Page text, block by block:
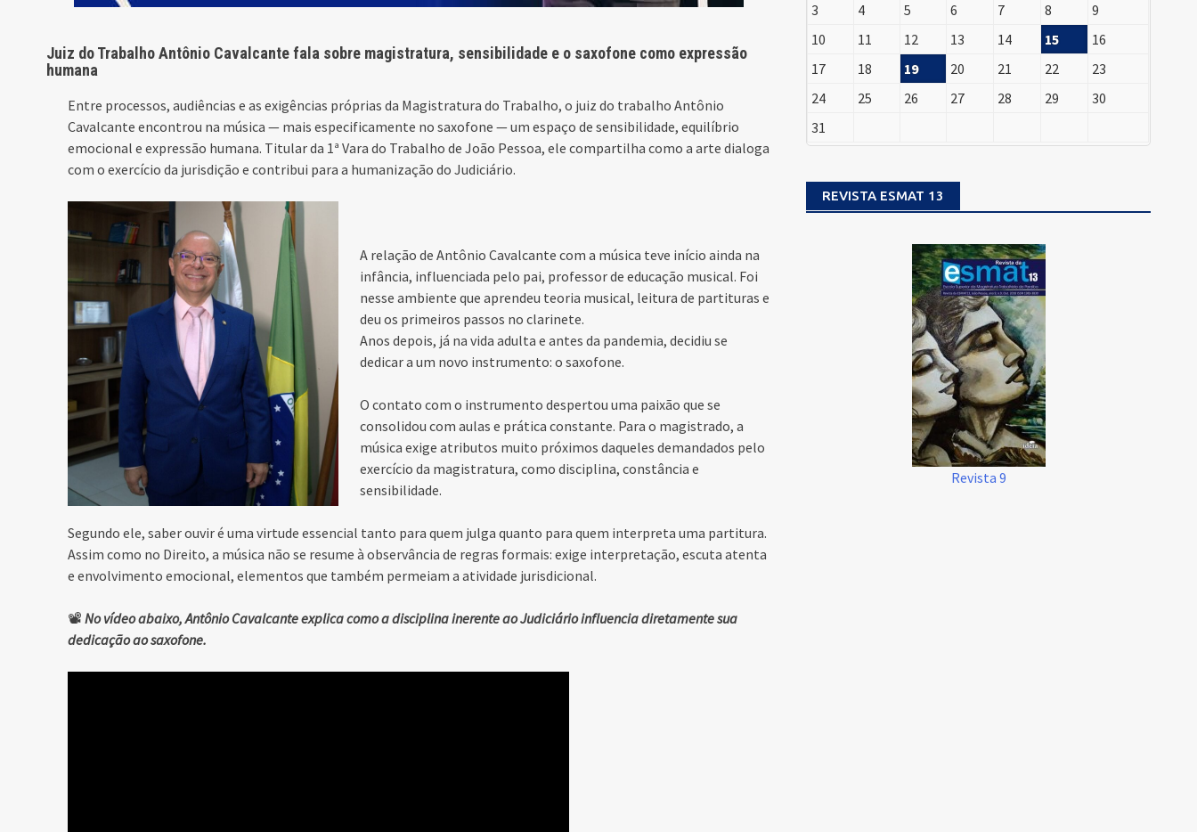
Juiz do Trabalho Antônio Cavalcante fala sobre magistratura, sensibilidade e o saxofone como expressão
humana
Entre processos, audiências e as exigências próprias da Magistratura do Trabalho, o juiz do trabalho Antônio
Cavalcante encontrou na música — mais especificamente no saxofone — um espaço de sensibilidade, equilíbrio
emocional e expressão humana. Titular da 1ª Vara do Trabalho de João Pessoa, ele compartilha como a arte dialoga
com o exercício da jurisdição e contribui para a humanização do Judiciário.
A relação de Antônio Cavalcante com a música teve início ainda na
infância, influenciada pelo pai, professor de educação musical. Foi
nesse ambiente que aprendeu teoria musical, leitura de partituras e
deu os primeiros passos no clarinete.
Anos depois, já na vida adulta e antes da pandemia, decidiu se
dedicar a um novo instrumento: o saxofone.
O contato com o instrumento despertou uma paixão que se
consolidou com aulas e prática constante. Para o magistrado, a
música exige atributos muito próximos daqueles demandados pelo
exercício da magistratura, como disciplina, constância e
sensibilidade.
Segundo ele, saber ouvir é uma virtude essencial tanto para quem julga quanto para quem interpreta uma partitura.
Assim como no Direito, a música não se resume à observância de regras formais: exige interpretação, escuta atenta
e envolvimento emocional, elementos que também permeiam a atividade jurisdicional.
📽️ No vídeo abaixo, Antônio Cavalcante explica como a disciplina inerente ao Judiciário influencia diretamente sua
dedicação ao saxofone.
3
4 5 6 7 8
9
10
11 12 13 14 15
16
17
18 19 20 21 22
23
24
25 26 27 28 29
30
31
REVISTA ESMAT 13
Revista 9